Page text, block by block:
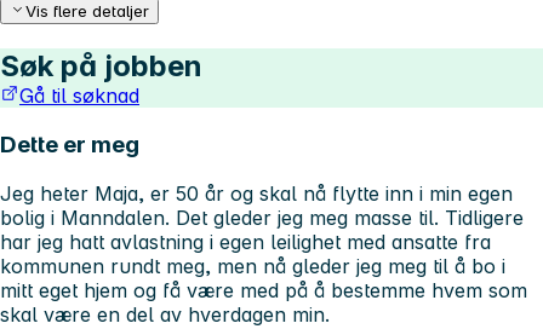
Vis flere detaljer
Søk på jobben
Gå til søknad
Dette er meg
Jeg heter Maja, er 50 år og skal nå flytte inn i min egen
bolig i Manndalen. Det gleder jeg meg masse til. Tidligere
har jeg hatt avlastning i egen leilighet med ansatte fra
kommunen rundt meg, men nå gleder jeg meg til å bo i
mitt eget hjem og få være med på å bestemme hvem som
skal være en del av hverdagen min.